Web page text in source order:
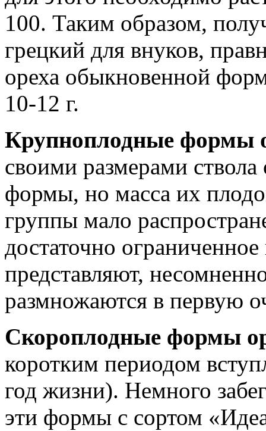
100. Таким образом,
грецкий для внуков,
ореха обыкновенной
10-12 г.
Крупноплодные формы
своими размерами
формы, но масса их
группы мало
достаточно
представляют,
размножаются в первую
Скороплодные формы
коротким периодом
год жизни). Немного
эти формы с сортом